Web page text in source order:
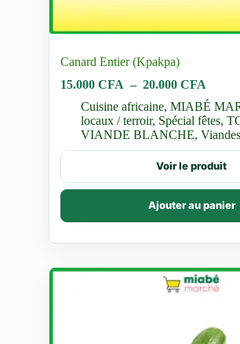
Canard Entier (Kpakpa)
15.000CFA – 20.000CFA
de
prix :
à
Cuisine africaine,MIABÉ
locaux / terroir, Spécial fêtes,
VIANDE BLANCHE,Viandes
Voir le produit
Ajouter au panier
Ce
a
plusieurs
Les
options
être